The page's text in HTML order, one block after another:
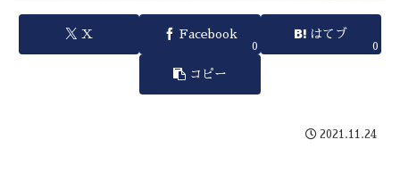
X Facebook
0
はてブ
0
コピー
2021.11.24